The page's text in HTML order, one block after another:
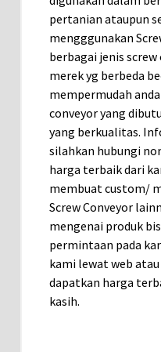
pertanian ataupun
mengggunakan
berbagai jenis
merek yg berbeda
mempermudah
conveyor yang
yang berkualitas.
silahkan hubungi
harga terbaik dari
membuat custom/
Screw Conveyor
mengenai produk
permintaan pada
kami lewat web
dapatkan harga
kasih.